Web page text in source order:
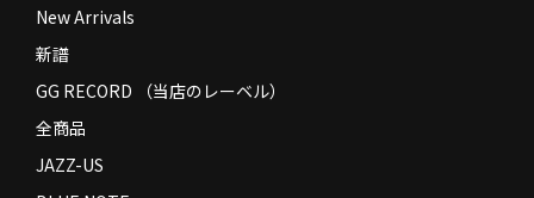
特定商取引法に基づく表示
Contact
New Arrivals
新譜
GG RECORD （当店のレーベル）
全商品
JAZZ-US